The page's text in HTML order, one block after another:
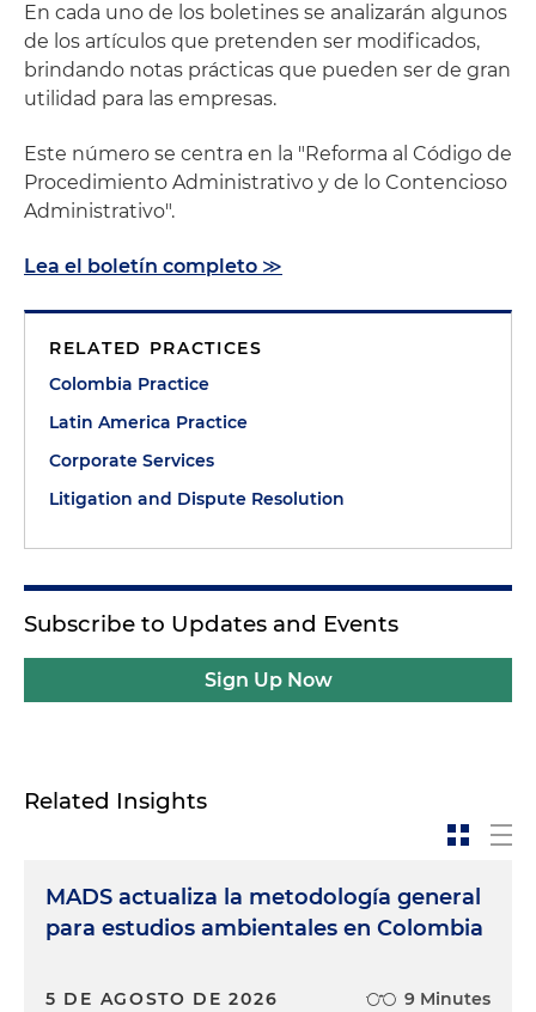
En cada uno de los boletines se analizarán algunos
de los artículos que pretenden ser modificados,
brindando notas prácticas que pueden ser de gran
utilidad para las empresas.
Este número se centra en la "Reforma al Código de
Procedimiento Administrativo y de lo Contencioso
Administrativo".
Lea el boletín completo ≫
RELATED PRACTICES
Colombia Practice
Latin America Practice
Corporate Services
Litigation and Dispute Resolution
Subscribe to Updates and Events
Sign Up Now
Related Insights
MADS actualiza la metodología general
para estudios ambientales en Colombia
5 DE AGOSTO DE 2026 9 Minutes